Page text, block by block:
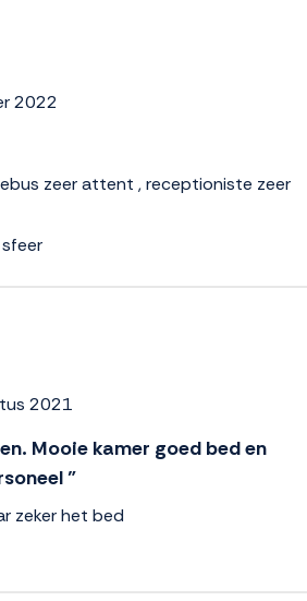
2022
zeer attent , receptioniste zeer
2021
Mooie kamer goed bed en
”
zeker het bed